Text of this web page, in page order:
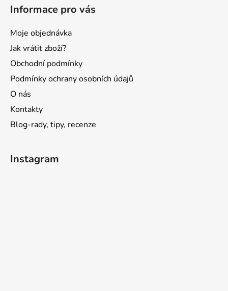
Informace pro vás
Moje objednávka
Jak vrátit zboží?
Obchodní podmínky
Podmínky ochrany osobních údajů
O nás
Kontakty
Blog-rady, tipy, recenze
Instagram